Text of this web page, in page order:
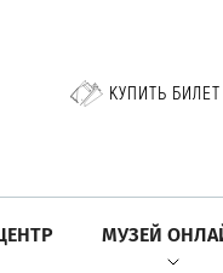
КУПИТЬ БИЛЕТ
МУЗЕЙ